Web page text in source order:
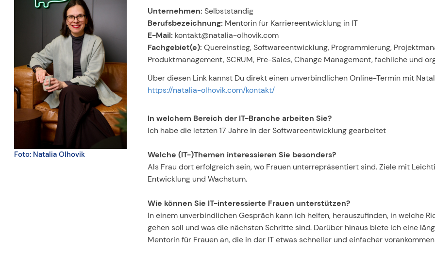
Foto: Natalia Olhovik
Unternehmen: Selbstständig
Berufsbezeichnung: Mentorin für Karriereentwicklung in IT
E-Mail: kontakt@natalia-olhovik.com
Fachgebiet(e): Quereinstieg, Softwareentwicklung, Programmierung,
Produktmanagement, SCRUM, Pre-Sales, Change Management, fachliche und
Über diesen Link kannst Du direkt einen unverbindlichen Online-Termin mit
https://natalia-olhovik.com/kontakt/
In welchem Bereich der IT-Branche arbeiten Sie?
Ich habe die letzten 17 Jahre in der Softwareentwicklung gearbeitet
Welche (IT-)Themen interessieren Sie besonders?
Als Frau dort erfolgreich sein, wo Frauen unterrepräsentiert sind. Ziele mit
Entwicklung und Wachstum.
Wie können Sie IT-interessierte Frauen unterstützen?
In einem unverbindlichen Gespräch kann ich helfen, herauszufinden, in welche
gehen soll und was die nächsten Schritte sind. Darüber hinaus biete ich eine
Mentorin für Frauen an, die in der IT etwas schneller und einfacher